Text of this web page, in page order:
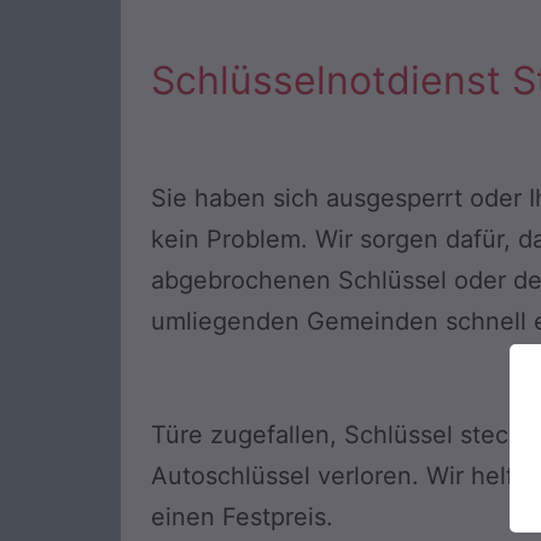
Schlüsselnotdienst
Sie haben sich ausgesperrt oder
kein Problem. Wir sorgen dafür,
abgebrochenen Schlüssel oder
umliegenden Gemeinden schnell
Türe zugefallen, Schlüssel
Autoschlüssel verloren. Wir
einen Festpreis.